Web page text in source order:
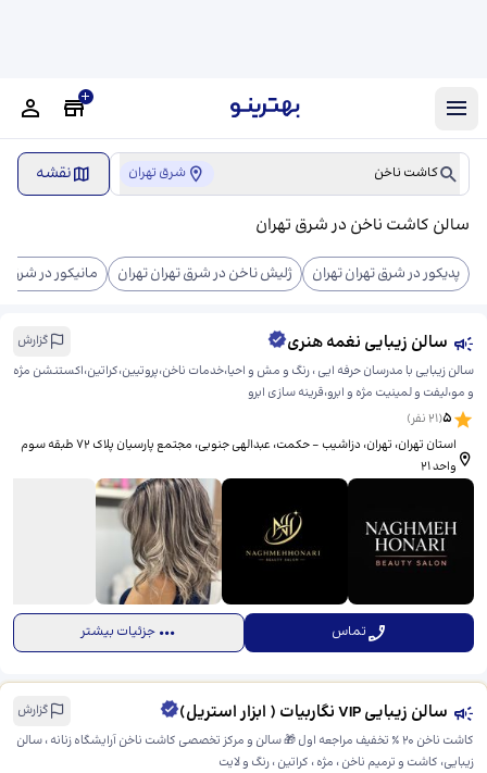
کاشت ناخن شرق تهران نقشه
سالن کاشت ناخن در شرق تهران
پدیکور در شرق تهران تهران ژلیش ناخن در شرق تهران تهران مانیکور در شرق
سالن زیبایی نغمه هنری
گزارش
سالن زیبایی با مدرسان حرفه ایی ، رنگ و مش و احیا،خدمات ناخن،پروتیین،کراتین،اکستنشن مژه
و مو،لیفت و لمینیت مژه و ابرو،قرینه سازی ابرو
5
(
21نفر)
استان تهران، تهران، دزاشیب - حکمت، عبدالهی جنوبی، ​مجتمع پارسیان پلاک ۷۲ طبقه سوم
واحد ۲۱
تماس جزئیات بیشتر
سالن زیبایی VIP نگاربیات ( ابزار استریل)
گزارش
کاشت ناخن 20 ٪ تخفیف مراجعه اول 🎁 سالن و مرکز تخصصی کاشت ناخن آرایشگاه زنانه ، سالن
زیبایی، کاشت و ترمیم ناخن ، مژه ، کراتین ، رنگ و لایت